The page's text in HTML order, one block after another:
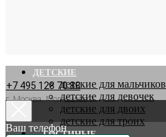
+7 495 128 70 88
г. Москва, Молодцова 9
ДЕТСКИЕ
детские для мальчиков
детские для девочек
детские для двоих
детские для троих
ГОСТИНЫЕ
Ваш телефон